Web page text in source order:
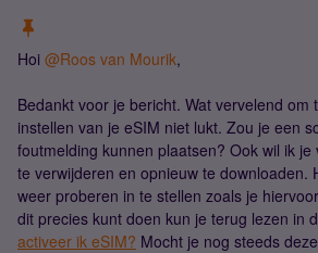
Hoi @Roos van Mourik,
Bedankt voor je bericht. Wat vervelend om
instellen van je eSIM niet lukt. Zou je een
foutmelding kunnen plaatsen? Ook wil ik
te verwijderen en opnieuw te downloaden.
weer proberen in te stellen zoals je
dit precies kunt doen kun je terug lezen in
activeer ik eSIM? Mocht je nog steeds